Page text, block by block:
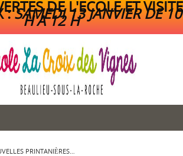
DE L'ECOLE ET VISITE
:SAMEDI 13 JANVIER DE 10
H A 12 H
PRINTANIÈRES…